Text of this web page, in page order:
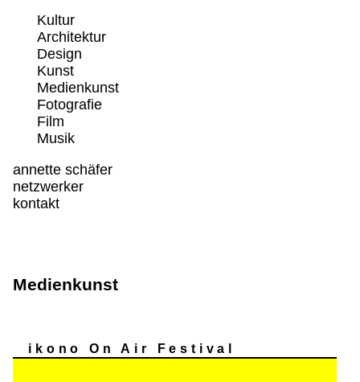
Kultur
Architektur
Design
Kunst
Medienkunst
Fotografie
Film
Musik
annette schäfer
netzwerker
kontakt
Medienkunst
ikono On Air Festival